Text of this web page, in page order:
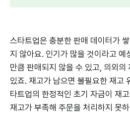
스타트업은 충분한 판매 데이터가
지 않아요. 인기가 많을 것이라고 예
만큼 판매되지 않을 수 있고, 의외의
있죠. 재고가 남으면 불필요한 재고
타트업의 한정적인 초기 자금이 재
재고가 부족해 주문을 처리하지 못